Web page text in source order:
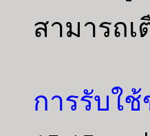
สามารถ
การรับใ